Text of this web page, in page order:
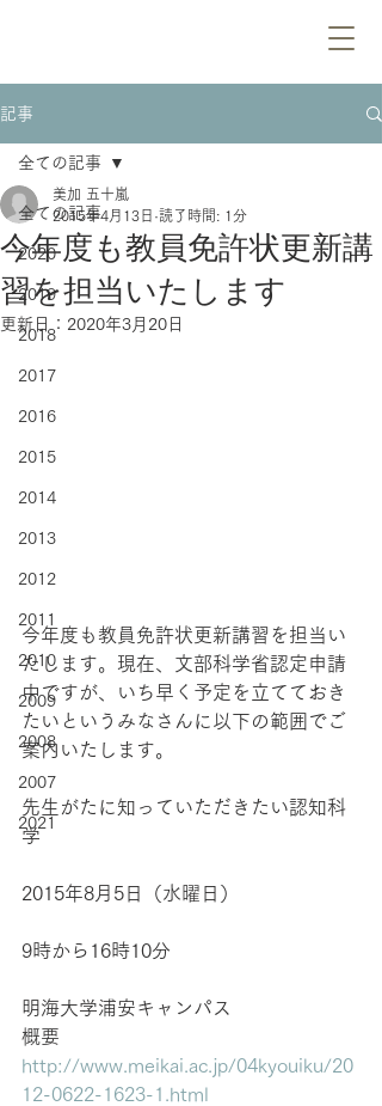
記事
全ての記事
2020
2019
2018
2017
2016
2015
2014
2013
2012
2011
2010
2009
2008
2007
2021
全ての記事
今年度も教員免許状更新講
習を担当いたします
美加 五十嵐
2015年4月13日 読了時間: 1分
更新日： 2020年3月20日
今年度も教員免許状更新講習を担当い
たします。現在、文部科学省認定申請
中ですが、いち早く予定を立てておき
たいというみなさんに以下の範囲でご
案内いたします。
先生がたに知っていただきたい認知科
学
2015年8月5日（水曜日）
9時から16時10分
明海大学浦安キャンパス
概要
http://www.meikai.ac.jp/04kyouiku/20
12-0622-1623-1.html